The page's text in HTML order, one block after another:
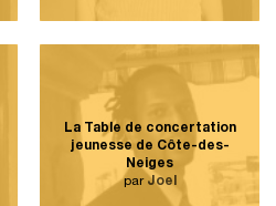
La Table de concertation
jeunesse de Côte-des-
Neiges
par Joel